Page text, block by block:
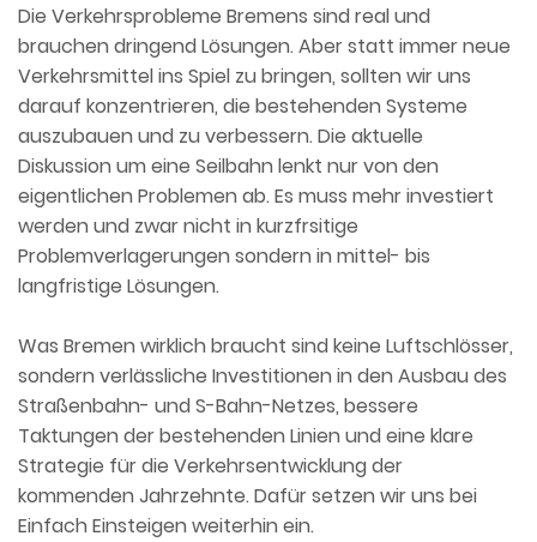
Die Verkehrsprobleme Bremens sind real und
brauchen dringend Lösungen. Aber statt immer neue
Verkehrsmittel ins Spiel zu bringen, sollten wir uns
darauf konzentrieren, die bestehenden Systeme
auszubauen und zu verbessern. Die aktuelle
Diskussion um eine Seilbahn lenkt nur von den
eigentlichen Problemen ab. Es muss mehr investiert
werden und zwar nicht in kurzfrsitige
Problemverlagerungen sondern in mittel- bis
langfristige Lösungen.
Was Bremen wirklich braucht sind keine Luftschlösser,
sondern verlässliche Investitionen in den Ausbau des
Straßenbahn- und S-Bahn-Netzes, bessere
Taktungen der bestehenden Linien und eine klare
Strategie für die Verkehrsentwicklung der
kommenden Jahrzehnte. Dafür setzen wir uns bei
Einfach Einsteigen weiterhin ein.